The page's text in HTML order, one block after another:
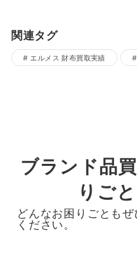
関連タグ
エルメス 財布買取実績
ブランド品
りご
どんなお困りごとも
ください。